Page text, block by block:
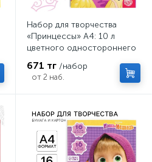
Набор для творчества
«Принцессы» А4: 10 л
цветного одностороннего
двусторонней бумаги
671 тг /набор
от 2 наб.